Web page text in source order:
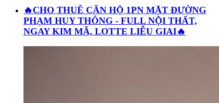
🔥CHO THUÊ CĂN HỘ 1PN MẶT ĐƯỜNG
PHẠM HUY THÔNG - FULL NỘI THẤT,
NGAY KIM MÃ, LOTTE LIỄU GIAI🔥